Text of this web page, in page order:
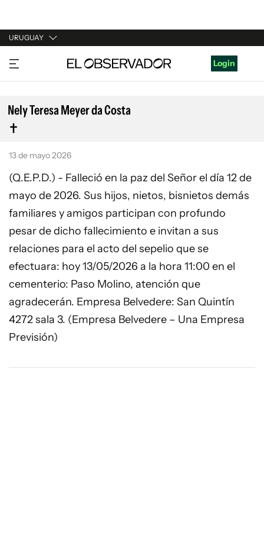
URUGUAY
URUGUAY
ARGENTINA
ESPAÑA
ESTADOS UNIDOS
Login
Nely Teresa Meyer da Costa
13 de mayo 2026
(Q.E.P.D.) - Falleció en la paz del Señor el día 12 de
mayo de 2026. Sus hijos, nietos, bisnietos demás
familiares y amigos participan con profundo
pesar de dicho fallecimiento e invitan a sus
relaciones para el acto del sepelio que se
efectuara: hoy 13/05/2026 a la hora 11:00 en el
cementerio: Paso Molino, atención que
agradecerán. Empresa Belvedere: San Quintín
4272 sala 3. (Empresa Belvedere – Una Empresa
Previsión)